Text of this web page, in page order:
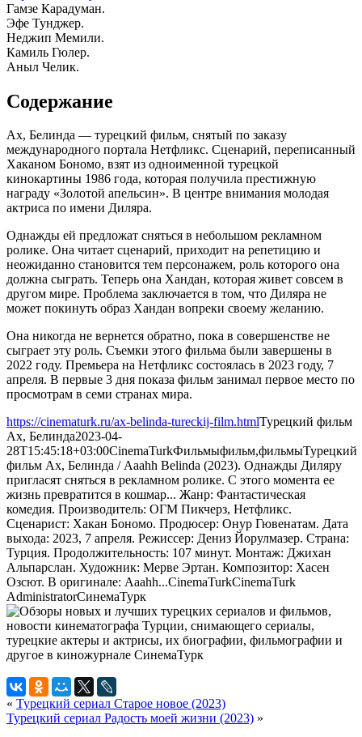
Гамзе Карадуман.
Эфе Тунджер.
Неджип Мемили.
Камиль Гюлер.
Аныл Челик.
Содержание
Ах, Белинда — турецкий фильм, снятый по заказу
международного портала Нетфликс. Сценарий, переписанный
Хаканом Бономо, взят из одноименной турецкой
кинокартины 1986 года, которая получила престижную
награду «Золотой апельсин». В центре внимания молодая
актриса по имени Диляра.
Однажды ей предложат сняться в небольшом рекламном
ролике. Она читает сценарий, приходит на репетицию и
неожиданно становится тем персонажем, роль которого она
должна сыграть. Теперь она Хандан, которая живет совсем в
другом мире. Проблема заключается в том, что Диляра не
может покинуть образ Хандан вопреки своему желанию.
Она никогда не вернется обратно, пока в совершенстве не
сыграет эту роль. Съемки этого фильма были завершены в
2022 году. Премьера на Нетфликс состоялась в 2023 году, 7
апреля. В первые 3 дня показа фильм занимал первое место по
просмотрам в семи странах мира.
https://cinematurk.ru/ax-belinda-tureckij-film.htmlТурецкий фильм
Ах, Белинда2023-04-
28T15:45:18+03:00CinemaTurkФильмыфильм,фильмыТурецкий
фильм Ах, Белинда / Aaahh Belinda (2023). Однажды Диляру
пригласят сняться в рекламном ролике. С этого момента ее
жизнь превратится в кошмар... Жанр: Фантастическая
комедия. Производитель: ОГМ Пикчерз, Нетфликс.
Сценарист: Хакан Бономо. Продюсер: Онур Гювенатам. Дата
выхода: 2023, 7 апреля. Режиссер: Дениз Йорулмазер. Страна:
Турция. Продолжительность: 107 минут. Монтаж: Джихан
Альпарслан. Художник: Мерве Эртан. Композитор: Хасен
Озсют. В оригинале: Aaahh...CinemaTurkCinemaTurk
AdministratorСинемаТурк
« Турецкий сериал Старое новое (2023)
Турецкий сериал Радость моей жизни (2023) »